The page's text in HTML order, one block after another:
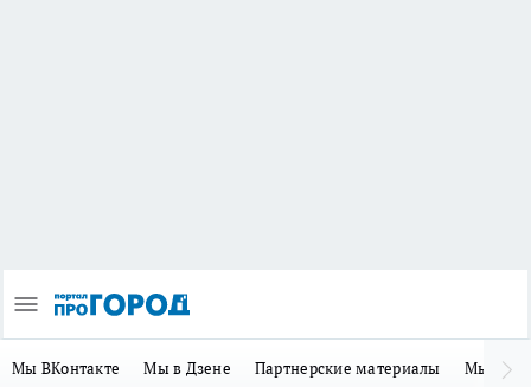
Мы ВКонтакте Мы в Дзене Партнерские материалы Мы в